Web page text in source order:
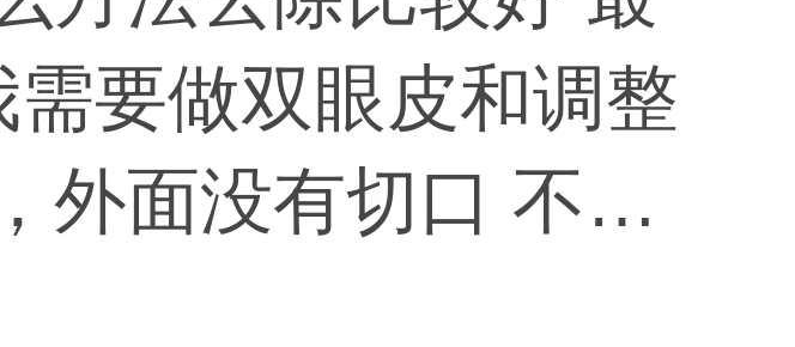
要做双眼皮和调整
外面没有切口 不用
己的特点就好，不